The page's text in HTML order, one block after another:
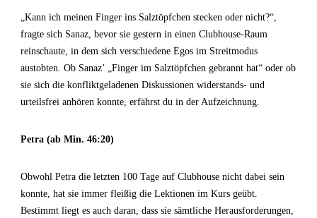
„Kann ich meinen Finger ins Salztöpfchen stecken oder nicht?“,
fragte sich Sanaz, bevor sie gestern in einen Clubhouse-Raum
reinschaute, in dem sich verschiedene Egos im Streitmodus
austobten. Ob Sanaz’ „Finger im Salztöpfchen gebrannt hat“ oder ob
sie sich die konfliktgeladenen Diskussionen widerstands- und
urteilsfrei anhören konnte, erfährst du in der Aufzeichnung.
Petra (ab Min. 46:20)
Obwohl Petra die letzten 100 Tage auf Clubhouse nicht dabei sein
konnte, hat sie immer fleißig die Lektionen im Kurs geübt.
Bestimmt liegt es auch daran, dass sie sämtliche Herausforderungen,